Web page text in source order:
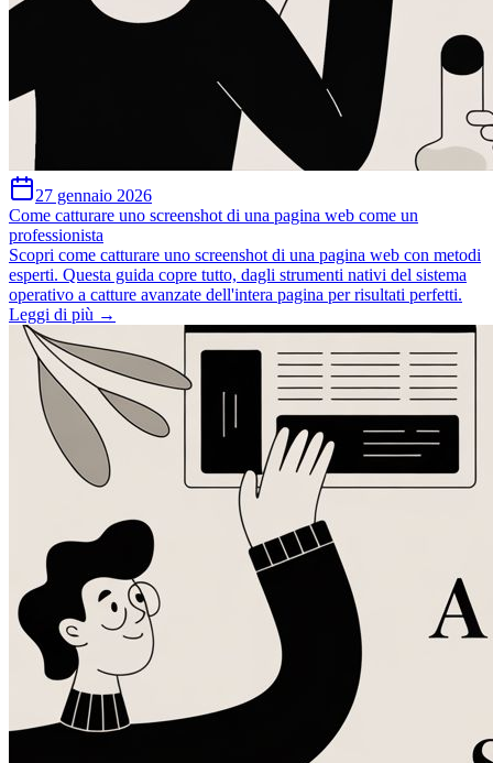
27 gennaio 2026
Come catturare uno screenshot di una pagina web come un
professionista
Scopri come catturare uno screenshot di una pagina web con metodi
esperti. Questa guida copre tutto, dagli strumenti nativi del sistema
operativo a catture avanzate dell'intera pagina per risultati perfetti.
Leggi di più →